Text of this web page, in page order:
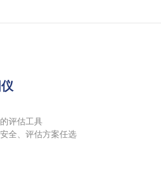
评估工具
全、评估方案任选